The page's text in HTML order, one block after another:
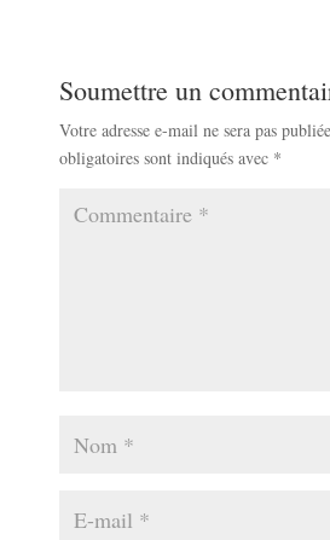
Soumettre un
Votre adresse e-mail ne sera pas
obligatoires sont indiqués avec *